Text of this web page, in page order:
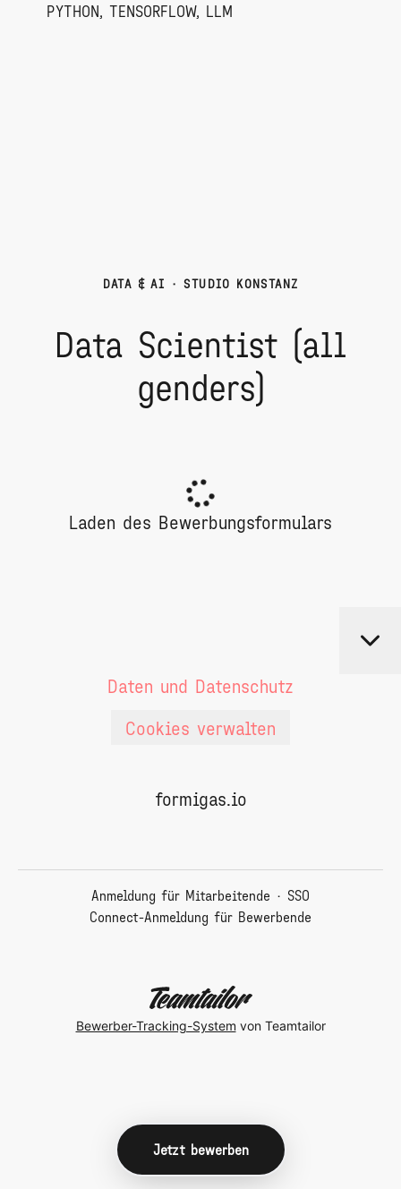
PYTHON, TENSORFLOW, LLM
Jetzt bewerben
DATA & AI · STUDIO KONSTANZ
Data Scientist (all
genders)
Laden des Bewerbungsformulars
Daten und Datenschutz
Cookies verwalten
formigas.io
Anmeldung für Mitarbeitende · SSO
Connect-Anmeldung für Bewerbende
Bewerber-Tracking-System von Teamtailor